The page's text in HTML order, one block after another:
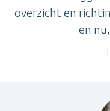
overzicht en
en